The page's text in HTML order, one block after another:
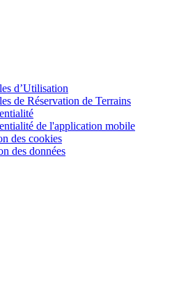
d’Utilisation
de Réservation de Terrains
de l'application mobile
des cookies
des données